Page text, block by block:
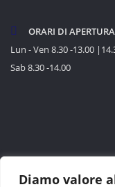
Diamo valore
ORARI DI APERTURA
Lun - Ven 8.30 -13.00
Sab 8.30 -14.00